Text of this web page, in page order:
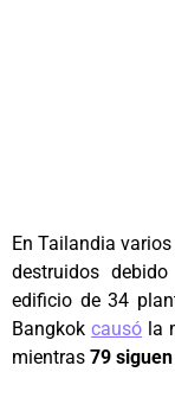
En Tailandia
destruidos
edificio de 34
Bangkokcausó la
mientras 79